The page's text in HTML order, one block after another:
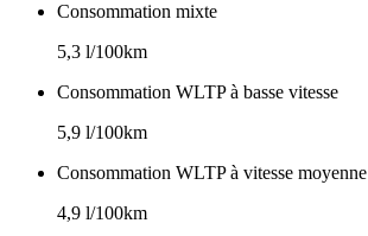
Consommation mixte
5,3 l/100km
Consommation WLTP à basse vitesse
5,9 l/100km
Consommation WLTP à vitesse moyenne
4,9 l/100km